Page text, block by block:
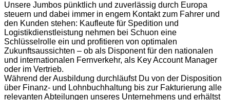
Unsere Jumbos pünktlich und zuverlässig durch Europa
steuern und dabei immer in engem Kontakt zum Fahrer und
den Kunden stehen: Kaufleute für Spedition und
Logistikdienstleistung nehmen bei Schuon eine
Schlüsselrolle ein und profitieren von optimalen
Zukunftsaussichten – ob als Disponent für den nationalen
und internationalen Fernverkehr, als Key Account Manager
oder im Vertrieb.
Während der Ausbildung durchläufst Du von der Disposition
über Finanz- und Lohnbuchhaltung bis zur Fakturierung alle
relevanten Abteilungen unseres Unternehmens und erhältst